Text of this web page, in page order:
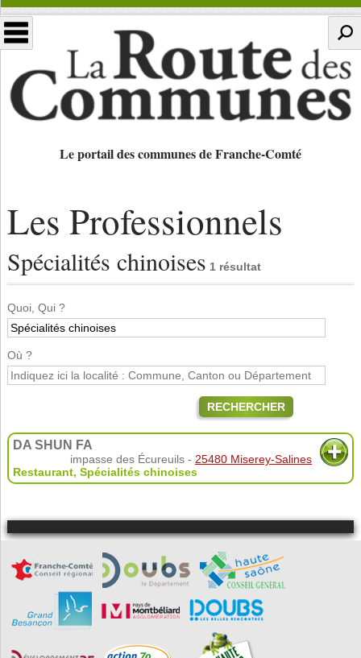
Le portail des communes de Franche-Comté
Les Professionnels
Spécialités chinoises 1 résultat
Quoi, Qui ?
Où ?
RECHERCHER
DA SHUN FA
impasse des Écureuils - 25480 Miserey-Salines
Restaurant, Spécialités chinoises